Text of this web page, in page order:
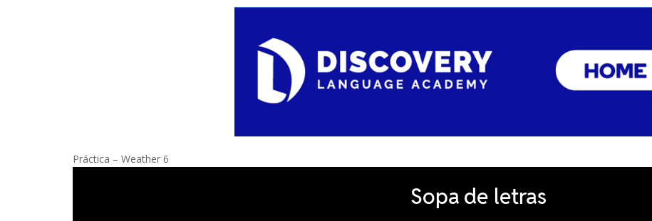
Práctica – Weather 6